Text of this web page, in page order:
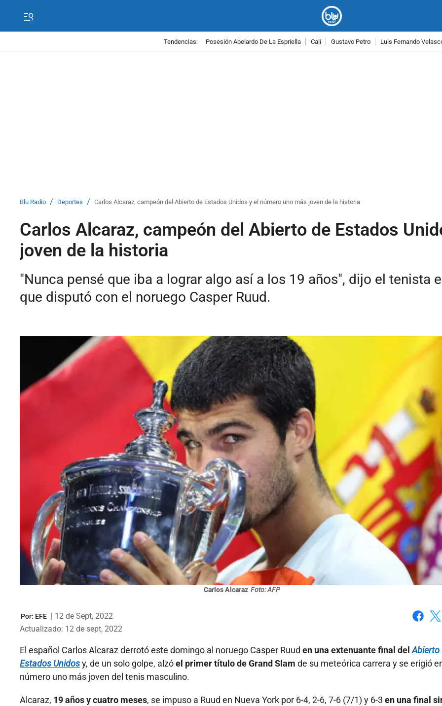
Tendencias: Posesión Abelardo De La Espriella Cali Gustavo Petro Luis Fernando
Blu Radio / Deportes / Carlos Alcaraz, campeón del Abierto de Estados Unidos y el número uno más joven de la historia
Carlos Alcaraz, campeón del Abierto de Estados
joven de la historia
"Nunca pensé que iba a lograr algo así a los 19 años", dijo el tenista
que disputó con el noruego Casper Ruud.
Carlos Alcaraz Foto: AFP
Por: EFE | 12 de Sept, 2022
Actualizado: 12 de sept, 2022
El español Carlos Alcaraz derrotó este domingo al noruego Casper Ruud en una extenuante final delAbierto
Estados Unidosy, de un solo golpe, alzóel primer título de Grand Slam de su meteórica carrera y se erigió
número uno más joven del tenis masculino.
Alcaraz, 19 años y cuatro meses, se impuso a Ruud en Nueva York por 6-4, 2-6, 7-6 (7/1) y 6-3 en una final